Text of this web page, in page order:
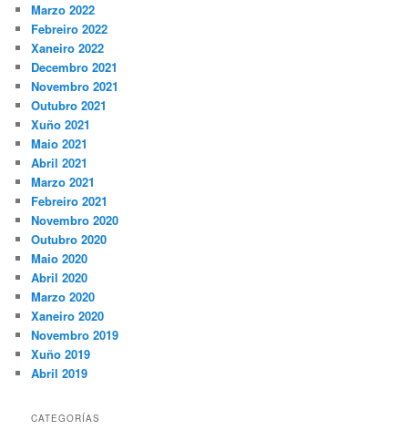
Marzo 2022
Febreiro 2022
Xaneiro 2022
Decembro 2021
Novembro 2021
Outubro 2021
Xuño 2021
Maio 2021
Abril 2021
Marzo 2021
Febreiro 2021
Novembro 2020
Outubro 2020
Maio 2020
Abril 2020
Marzo 2020
Xaneiro 2020
Novembro 2019
Xuño 2019
Abril 2019
CATEGORÍAS